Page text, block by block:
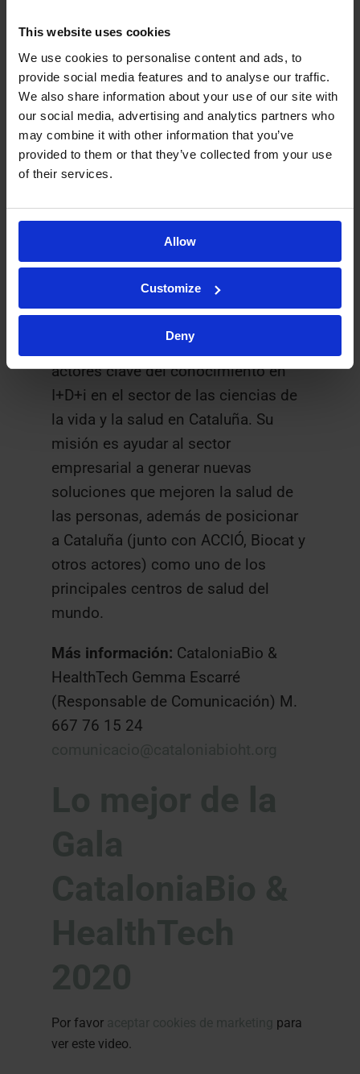
This website uses cookies
We use cookies to personalise content and ads, to
provide social media features and to analyse our traffic.
We also share information about your use of our site with
our social media, advertising and analytics partners who
may combine it with other information that you’ve
provided to them or that they’ve collected from your use
of their services.
Allow
Customize
Deny
(2016), STAT-Dx y Mosaic
Biomedicals (2017), Anaconda
Biomed y Mind the Byte (2018) e
Ysios Capital y Antonio Parente
(2019).
La Gala CataloniaBio & HealthTech
colaboración de Asabys Partners y
Genesis Biomed y al apoyo de ACCIÓ.
Sobre CataloniaBio & HealthTech
con más de 160 empresas socias y
actores clave del conocimiento en
I+D+i en el sector de las ciencias de
la vida y la salud en Cataluña. Su
misión es ayudar al sector
empresarial a generar nuevas
soluciones que mejoren la salud de
las personas, además de posicionar
a Cataluña (junto con ACCIÓ, Biocat y
otros actores) como uno de los
principales centros de salud del
mundo.
Más información: CataloniaBio &
HealthTech Gemma Escarré
(Responsable de Comunicación) M.
667 76 15 24
Por favor
para
ver este video.